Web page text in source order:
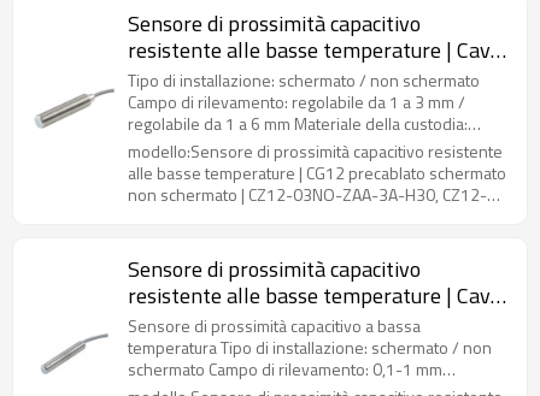
H120, CG08-02NC-ZBA-3A-H120, CG08-02PO-ZBA-
3A-H120, CG08-02PC-ZBA-3A-H120
Sensore di prossimità capacitivo
resistente alle basse temperature | Cavo
cilindrico M12 2M CZ12 precablato
schermato non schermato | DADISICK
Tipo di installazione: schermato / non schermato
Campo di rilevamento: regolabile da 1 a 3 mm /
regolabile da 1 a 6 mm Materiale della custodia:
ottone nichelato Tipo di connessione: cavo da 2 m
Metodo di uscita: NPN NO, NPN NC, PNP NO, PNP NC
modello:Sensore di prossimità capacitivo resistente
alle basse temperature | CG12 precablato schermato
non schermato | CZ12-03NO-ZAA-3A-H30, CZ12-
CZ12-03NC-ZAA-3A-H40, CZ12-03PO-ZAA-3A-H40,
CZ12-03PC-ZAA-3A-H40, CZ12-06NO-ZBA-3A-H30,
CZ12-06NC-ZBA-3A-H30, CZ12-06PO-ZBA-3A-
H30, CZ12-06PC-ZBA-3A-H30, CZ12-06NO-ZBA-
3A-H40, CZ12-06NC-ZBA-3A-H40, CZ12-06PO-
ZBA-3A-H40, CZ12-06PC-ZBA-3A-H40
Sensore di prossimità capacitivo
resistente alle basse temperature | Cavo
cilindrico M8 2M CZ08 precablato
schermato non schermato | DADISICK
Sensore di prossimità capacitivo a bassa
temperatura Tipo di installazione: schermato / non
schermato Campo di rilevamento: 0,1-1 mm
regolabile / 0,1-2 mm regolabile Materiale della